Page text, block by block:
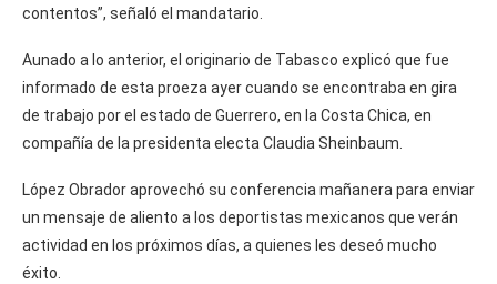
contentos”, señaló el mandatario.
Aunado a lo anterior, el originario de Tabasco explicó que fue
informado de esta proeza ayer cuando se encontraba en gira
de trabajo por el estado de Guerrero, en la Costa Chica, en
compañía de la presidenta electa Claudia Sheinbaum.
López Obrador aprovechó su conferencia mañanera para enviar
un mensaje de aliento a los deportistas mexicanos que verán
actividad en los próximos días, a quienes les deseó mucho
éxito.